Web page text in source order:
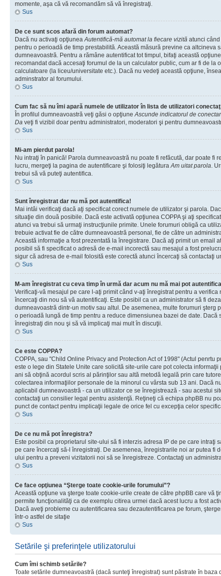
momente, aşa că vă recomandăm să vă înregistraţi.
Sus
De ce sunt scos afară din forum automat?
Dacă nu activaţi opţiuneaAutentifică-mă automat la fiecare vizită atunci
pentru o perioadă de timp prestabilită. Această măsură previne ca altcineva
dumneavoastră. Pentru a rămâne autentificat tot timpul, bifaţi această
recomandat dacă accesaţi forumul de la un calculator public, cum ar fi de la
calculatoare (la liceu/universitate etc.). Dacă nu vedeţi această opţiune,
adminstrator al forumului.
Sus
Cum fac să nu îmi apară numele de utilizator în lista de utilizatori
În profilul dumneavoastră veţi găsi o opţiuneAscunde indicatorul de
Da veţi fi vizibil doar pentru administratori, moderatori şi pentru
Sus
Mi-am pierdut parola!
Nu intraţi în panică! Parola dumneavoastră nu poate fi refăcută, dar poate fi
lucru, mergeţi la pagina de autentificare şi folosiţi legăturaAm uitat parola.
trebui să vă puteţi autentifica.
Sus
Sunt înregistrat dar nu mă pot autentifica!
Mai intâi verificaţi dacă aţi specificat corect numele de utilizator şi parola.
situaţie din două posibile. Dacă este activată opţiunea COPPA şi aţi
atunci va trebui să urmaţi instrucţiunile primite. Unele forumuri obligă ca
trebuie activat fie de către dumneavoastră personal, fie de către un
Această informaţie a fost prezentată la înregistrare. Dacă aţi primit un email
posibil să fi specificat o adresă de e-mail incorectă sau mesajul a fost
sigur că adresa de e-mail folosită este corectă atunci încercaţi să contactaţi
Sus
M-am înregistrat cu ceva timp în urmă dar acum nu mă mai pot
Verificaţi-vă mesajul pe care l-aţi primit când v-aţi înregistrat pentru a
încercaţi din nou să vă autentificaţi. Este posibil ca un administrator să fi
dumneavoastră dintr-un motiv sau altul. De asemenea, multe forumuri şterg
o perioadă lungă de timp pentru a reduce dimensiunea bazei de date. Dacă
înregistraţi din nou şi să vă implicaţi mai mult în discuţii.
Sus
Ce este COPPA?
COPPA, sau "Child Online Privacy and Protection Act of 1998" (Actul penrtu
este o lege din Statele Unite care solicită site-urile care pot colecta
ani să obţină acordul scris al părinţilor sau altă metodă legală prin care
colectarea informaţiilor personale de la minorul cu vârsta sub 13 ani. Dacă
aplicabil dumneavoastră - ca un utilizator ce se înregistrează - sau acestui
contactaţi un consilier legal pentru asistenţă. Reţineţi că echipa phpBB nu
punct de contact pentru implicaţii legale de orice fel cu excepţia celor
Sus
De ce nu mă pot înregistra?
Este posibil ca proprietarul site-ului să fi interzis adresa IP de pe care intraţi
pe care încercaţi să-l înregistraţi. De asemenea, înregistrarile noi ar putea fi
ului pentru a preveni vizitatorii noi să se înregistreze. Contactaţi un
Sus
Ce face opţiunea “Şterge toate cookie-urile forumului”?
Această opţiune va şterge toate cookie-urile create de către phpBB care vă
permite funcţionalităţi ca de exemplu citirea urmei dacă acest lucru a fost
Dacă aveţi probleme cu autentificarea sau dezautentificarea pe forum,
într-o astfel de sitaţie
Sus
Setările şi preferinţele utilizatorului
Cum îmi schimb setările?
Toate setările dumneavoastră (dacă sunteţi înregistrat) sunt păstrate în baza